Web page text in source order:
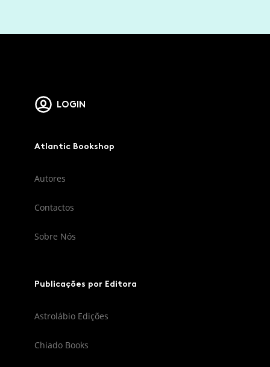
LOGIN
Atlantic Bookshop
Autores
Contactos
Sobre Nós
Publicações por Editora
Astrolábio Edições
Chiado Books